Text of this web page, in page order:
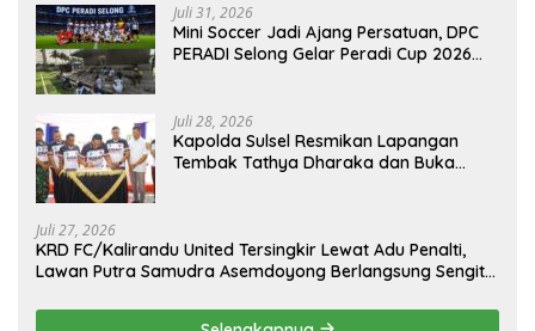
Juli 31, 2026
Mini Soccer Jadi Ajang Persatuan, DPC
PERADI Selong Gelar Peradi Cup 2026
Juli 28, 2026
Kapolda Sulsel Resmikan Lapangan
Tembak Tathya Dharaka dan Buka
Juli 27, 2026
KRD FC/Kalirandu United Tersingkir Lewat Adu Penalti,
Lawan Putra Samudra Asemdoyong Berlangsung Sengit